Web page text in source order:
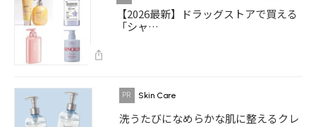
【2026最新】ドラッグストアで買える
「シャ…
Skin Care
洗うたびになめらかな肌に整えるクレ